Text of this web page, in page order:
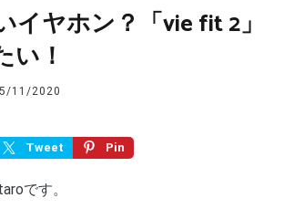
イヤホン？「vie fit 2」
い！
11/2020
Tweet Pin
です。